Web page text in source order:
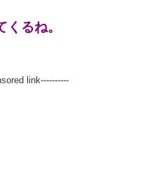
るね。
link----------